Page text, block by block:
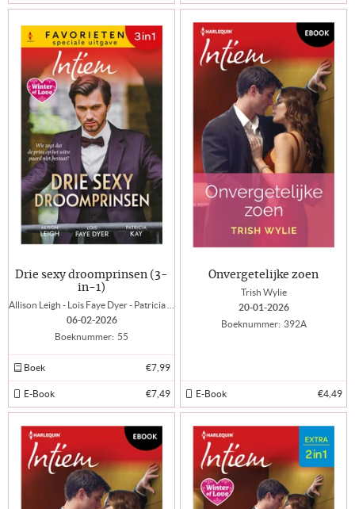
Drie sexy droomprinsen (3-
in-1)
06-02-2026
Boeknummer: 55
Boek €7,99
E-Book €7,49
Onvergetelijke zoen
Trish Wylie
20-01-2026
Boeknummer: 392A
E-Book €4,49